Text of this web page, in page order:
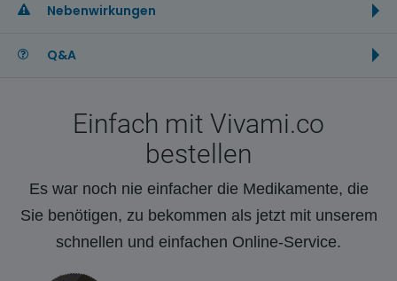
Nebenwirkungen
Q&A
Einfach mit Vivami.co
bestellen
Es war noch nie einfacher die Medikamente, die
Sie benötigen, zu bekommen als jetzt mit unserem
schnellen und einfachen Online-Service.